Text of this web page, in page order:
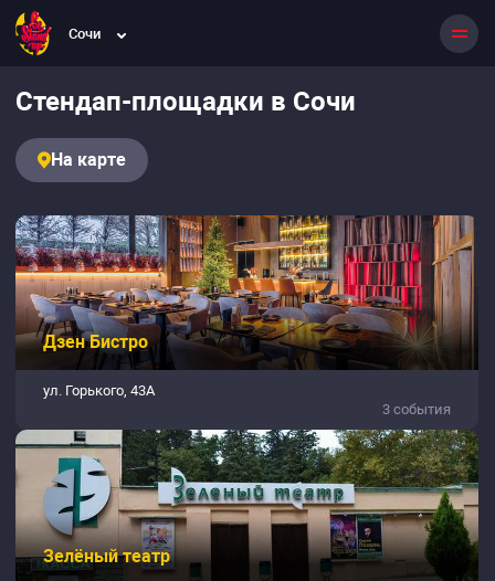
Сочи
Стендап-площадки в Сочи
На карте
Дзен Бистро
ул. Горького, 43А
3 события
Зелёный театр